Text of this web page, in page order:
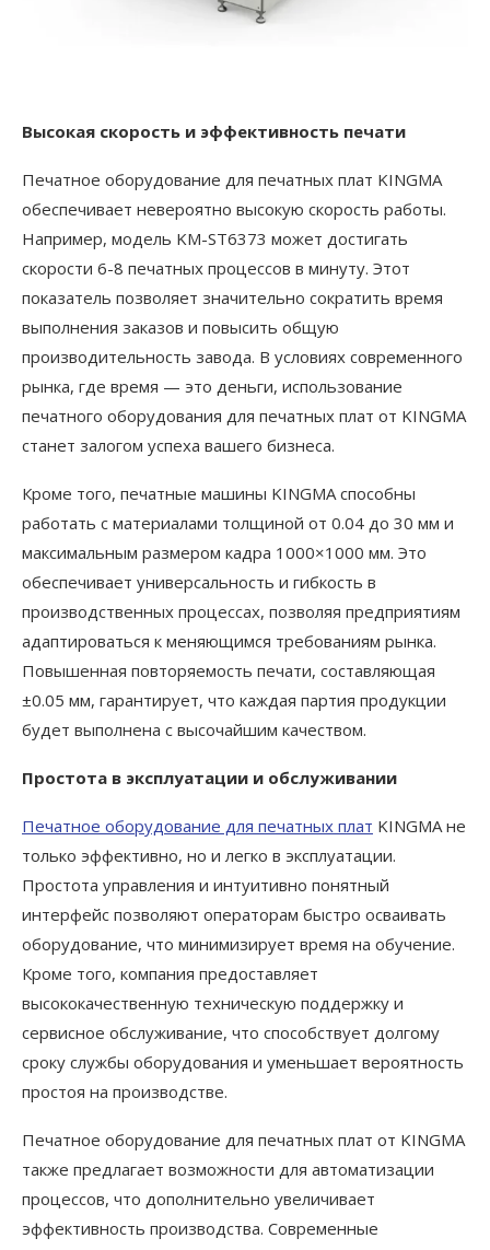
Высокая скорость и эффективность печати
Печатное оборудование для печатных плат KINGMA
обеспечивает невероятно высокую скорость работы.
Например, модель KM-ST6373 может достигать
скорости 6-8 печатных процессов в минуту. Этот
показатель позволяет значительно сократить время
выполнения заказов и повысить общую
производительность завода. В условиях современного
рынка, где время — это деньги, использование
печатного оборудования для печатных плат от KINGMA
станет залогом успеха вашего бизнеса.
Кроме того, печатные машины KINGMA способны
работать с материалами толщиной от 0.04 до 30 мм и
максимальным размером кадра 1000×1000 мм. Это
обеспечивает универсальность и гибкость в
производственных процессах, позволяя предприятиям
адаптироваться к меняющимся требованиям рынка.
Повышенная повторяемость печати, составляющая
±0.05 мм, гарантирует, что каждая партия продукции
будет выполнена с высочайшим качеством.
Простота в эксплуатации и обслуживании
Печатное оборудование для печатных плат KINGMA не
только эффективно, но и легко в эксплуатации.
Простота управления и интуитивно понятный
интерфейс позволяют операторам быстро осваивать
оборудование, что минимизирует время на обучение.
Кроме того, компания предоставляет
высококачественную техническую поддержку и
сервисное обслуживание, что способствует долгому
сроку службы оборудования и уменьшает вероятность
простоя на производстве.
Печатное оборудование для печатных плат от KINGMA
также предлагает возможности для автоматизации
процессов, что дополнительно увеличивает
эффективность производства. Современные